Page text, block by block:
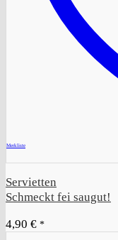
Merkliste
Servietten
Schmeckt fei saugut!
4,90 € *